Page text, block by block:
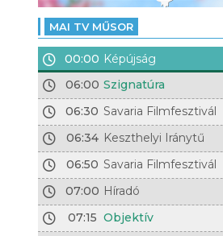
MAI TV MŰSOR
00:00 Képújság
06:00 Szignatúra
06:30 Savaria Filmfesztivál
06:34 Keszthelyi Iránytű
06:50 Savaria Filmfesztivál
07:00 Híradó
07:15 Objektív